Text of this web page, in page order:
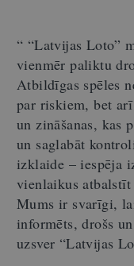
“ “Latvijas Loto”
vienmēr paliktu
Atbildīgas spēles
par riskiem, bet
un zināšanas, kas
un saglabāt
izklaide – iespēja
vienlaikus
Mums ir svarīgi,
informēts, drošs
uzsver “Latvijas